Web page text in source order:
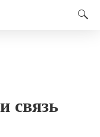
связь